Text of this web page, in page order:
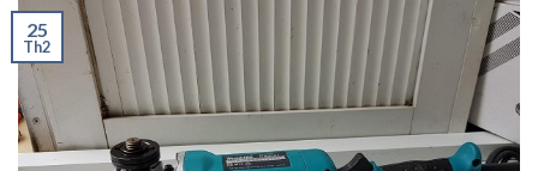
25
Th2